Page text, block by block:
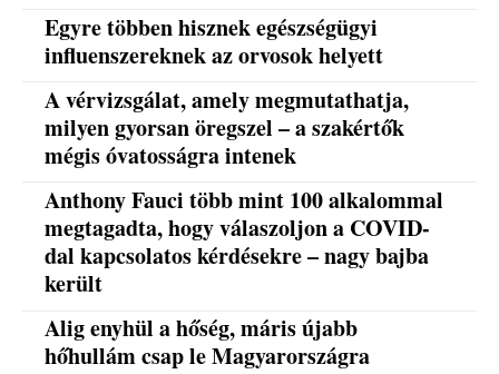
Egyre többen hisznek egészségügyi
influenszereknek az orvosok helyett
A vérvizsgálat, amely megmutathatja,
milyen gyorsan öregszel – a szakértők
mégis óvatosságra intenek
Anthony Fauci több mint 100 alkalommal
megtagadta, hogy válaszoljon a COVID-
dal kapcsolatos kérdésekre – nagy bajba
került
Alig enyhül a hőség, máris újabb
hőhullám csap le Magyarországra